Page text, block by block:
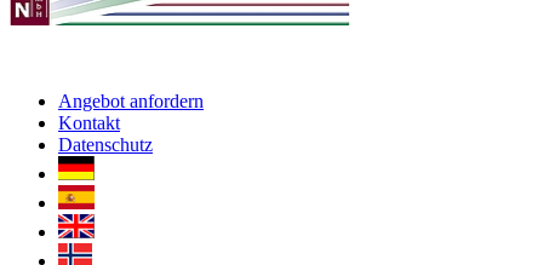
Angebot anfordern
Kontakt
Datenschutz